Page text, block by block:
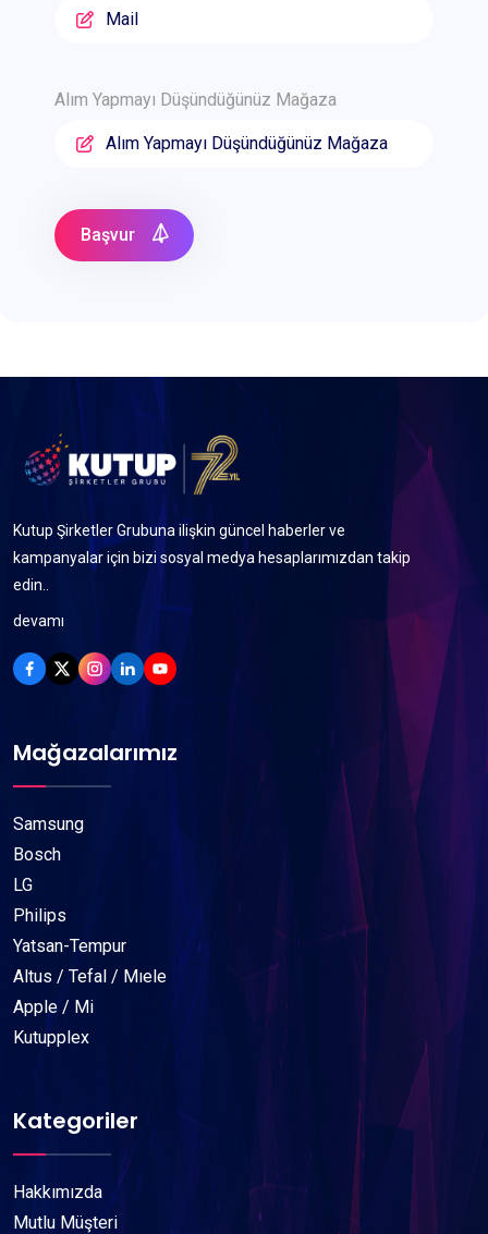
Alım Yapmayı Düşündüğünüz Mağaza
Başvur
Kutup Şirketler Grubuna ilişkin güncel haberler ve
kampanyalar için bizi sosyal medya hesaplarımızdan takip
edin..
devamı
Mağazalarımız
Samsung
Bosch
LG
Philips
Yatsan-Tempur
Altus / Tefal / Mıele
Apple / Mi
Kutupplex
Kategoriler
Hakkımızda
Mutlu Müşteri